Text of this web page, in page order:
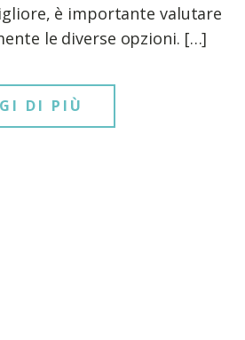
è importante valutare
le diverse opzioni. […]
DI PIÙ